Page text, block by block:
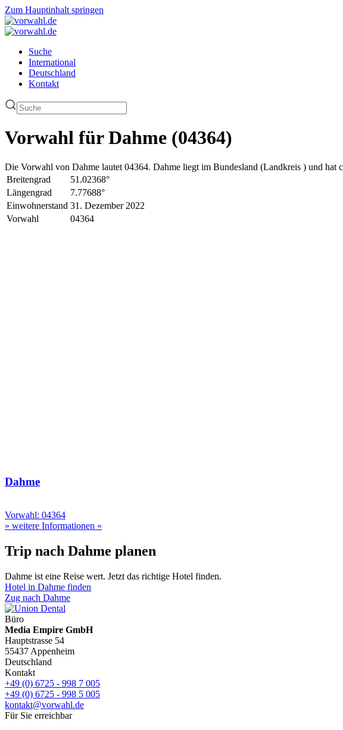
Zum Hauptinhalt springen
Suche
International
Deutschland
Kontakt
Vorwahl für Dahme (04364)
Die Vorwahl von Dahme lautet 04364. Dahme liegt im Bundesland (Landkreis ) und hat
Breitengrad
51.02368°
Längengrad
7.77688°
Einwohnerstand 31. Dezember 2022
Vorwahl
04364
Dahme
Vorwahl: 04364
» weitere Informationen «
Trip nach Dahme planen
Dahme ist eine Reise wert. Jetzt das richtige Hotel finden.
Hotel in Dahme finden
Zug nach Dahme
Büro
Media Empire GmbH
Hauptstrasse 54
55437 Appenheim
Deutschland
Kontakt
+49 (0) 6725 - 998 7 005
+49 (0) 6725 - 998 5 005
kontakt@vorwahl.de
Für Sie erreichbar